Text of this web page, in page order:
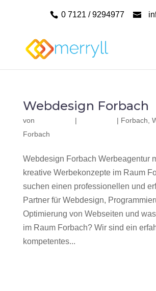
0 7121 / 9294977
Webdesign Forbach
von | | Forbach
Forbach
Webdesign Forbach Werbeagentur
kreative Werbekonzepte im Raum
suchen einen professionellen und
Partner für Webdesign,
Optimierung von Webseiten und
im Raum Forbach? Wir sind ein
kompetentes...